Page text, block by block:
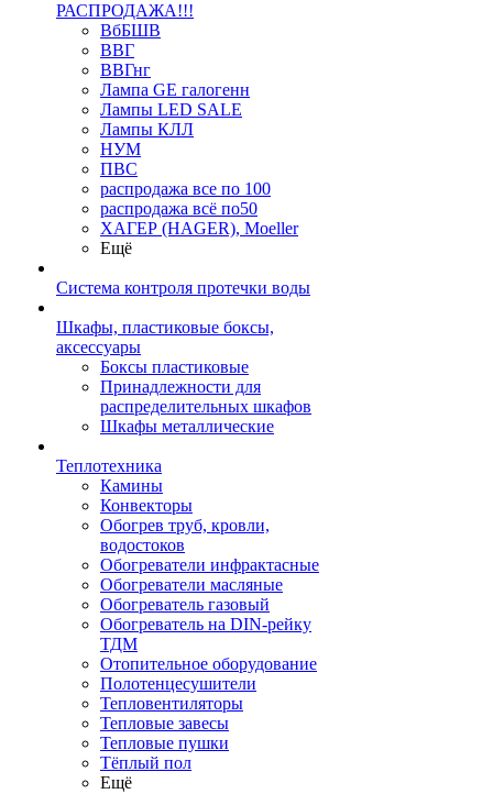
РАСПРОДАЖА!!!
ВбБШВ
ВВГ
ВВГнг
Лампа GE галогенн
Лампы LED SALE
Лампы КЛЛ
НУМ
ПВС
распродажа все по 100
распродажа всё по50
ХАГЕР (HAGER), Moeller
Ещё
Система контроля протечки воды
Шкафы, пластиковые боксы,
аксессуары
Боксы пластиковые
Принадлежности для
распределительных шкафов
Шкафы металлические
Теплотехника
Камины
Конвекторы
Обогрев труб, кровли,
водостоков
Обогреватели инфрактасные
Обогреватели масляные
Обогреватель газовый
Обогреватель на DIN-рейку
ТДМ
Отопительное оборудование
Полотенцесушители
Тепловентиляторы
Тепловые завесы
Тепловые пушки
Тёплый пол
Ещё